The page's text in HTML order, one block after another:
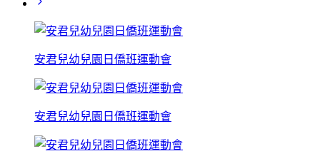
安君兒幼兒園日僑班運動會
安君兒幼兒園日僑班運動會